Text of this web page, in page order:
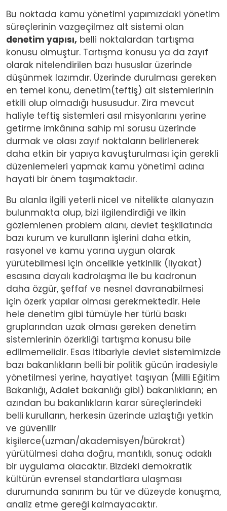
Bu noktada kamu yönetimi yapımızdaki yönetim
süreçlerinin vazgeçilmez alt sistemi olan
denetim yapısı, belli noktalardan tartışma
konusu olmuştur. Tartışma konusu ya da zayıf
olarak nitelendirilen bazı hususlar üzerinde
düşünmek lazımdır. Üzerinde durulması gereken
en temel konu, denetim(teftiş) alt sistemlerinin
etkili olup olmadığı hususudur. Zira mevcut
haliyle teftiş sistemleri asıl misyonlarını yerine
getirme imkânına sahip mi sorusu üzerinde
durmak ve olası zayıf noktaların belirlenerek
daha etkin bir yapıya kavuşturulması için gerekli
düzenlemeleri yapmak kamu yönetimi adına
hayati bir önem taşımaktadır.
Bu alanla ilgili yeterli nicel ve nitelikte alanyazın
bulunmakta olup, bizi ilgilendirdiği ve ilkin
gözlemlenen problem alanı, devlet teşkilatında
bazı kurum ve kurulların işlerini daha etkin,
rasyonel ve kamu yarına uygun olarak
yürütebilmesi için öncelikle yetkinlik (liyakat)
esasına dayalı kadrolaşma ile bu kadronun
daha özgür, şeffaf ve nesnel davranabilmesi
için özerk yapılar olması gerekmektedir. Hele
hele denetim gibi tümüyle her türlü baskı
gruplarından uzak olması gereken denetim
sistemlerinin özerkliği tartışma konusu bile
edilmemelidir. Esas itibariyle devlet sistemimizde
bazı bakanlıkların belli bir politik gücün iradesiyle
yönetilmesi yerine, hayatiyet taşıyan (Milli Eğitim
Bakanlığı, Adalet bakanlığı gibi) bakanlıkların; en
azından bu bakanlıkların karar süreçlerindeki
belli kurulların, herkesin üzerinde uzlaştığı yetkin
ve güvenilir
kişilerce(uzman/akademisyen/bürokrat)
yürütülmesi daha doğru, mantıklı, sonuç odaklı
bir uygulama olacaktır. Bizdeki demokratik
kültürün evrensel standartlara ulaşması
durumunda sanırım bu tür ve düzeyde konuşma,
analiz etme gereği kalmayacaktır.